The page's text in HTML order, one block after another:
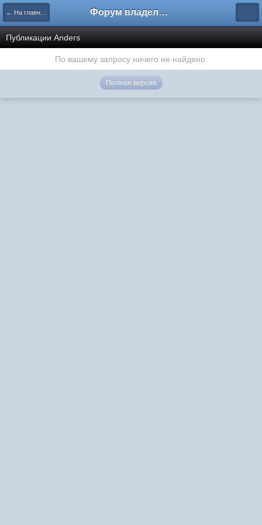
← На главную Форум владельцев интернет-магазинов
Публикации Anders
По вашему запросу ничего не найдено.
Полная версия